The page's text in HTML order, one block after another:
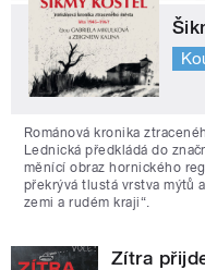
Románová kronika
Lednická předkládá do
měnící obraz hornického
překrývá tlustá vrstva mýtů
zemi a rudém kraji“.
Zítra